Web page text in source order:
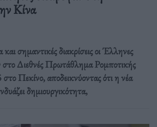
Κίνα
σημαντικές διακρίσεις οι Έλληνες
στο Διεθνές Πρωτάθλημα Ρομποτικής
Πεκίνο, αποδεικνύοντας ότι η νέα
δημιουργικότητα,